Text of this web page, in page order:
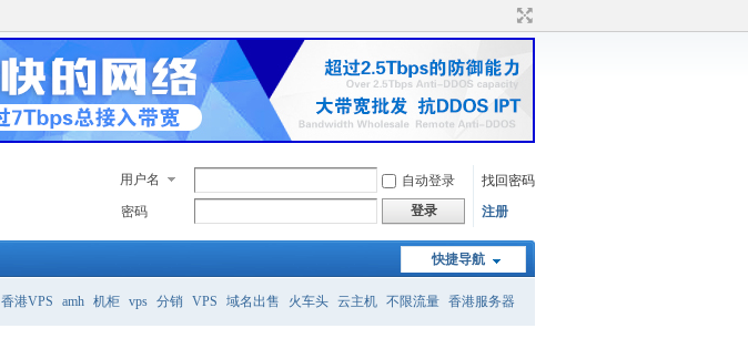
用户名 自动登录
找回密码
密码
登录 注册
快捷导航
香港VPS amh 机柜 vps 分销 VPS 域名出售 火车头 云主机 不限流量 香港服务器